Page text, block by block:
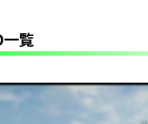
覧